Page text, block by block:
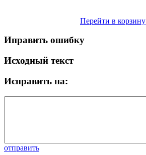
Перейти в корзину
Иправить ошибку
Исходный текст
Исправить на:
отправить